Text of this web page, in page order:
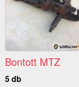
Bontott MTZ
5 db